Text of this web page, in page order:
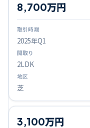
2025年Q1
8,700万円
2LDK
芝
3,100万円